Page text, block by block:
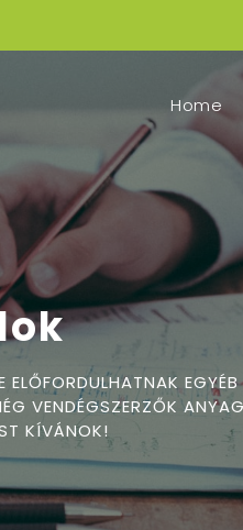
Home
VENDÉGSZERZŐK
KÍVÁNOK!